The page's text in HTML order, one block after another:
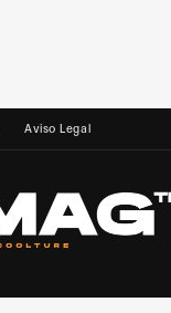
Aviso Legal